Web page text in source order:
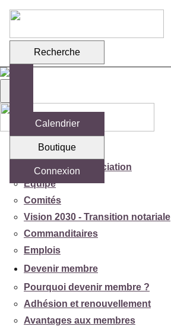
Recherche
Calendrier
Boutique
Connexion
Votre association
Mission de l'association
Équipe
Comités
Vision 2030 - Transition notariale
Commanditaires
Emplois
Devenir membre
Pourquoi devenir membre ?
Adhésion et renouvellement
Avantages aux membres